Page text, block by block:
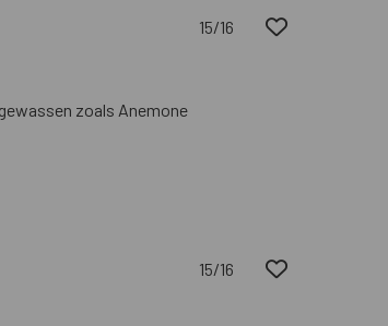
15/16
zoals Anemone
15/16